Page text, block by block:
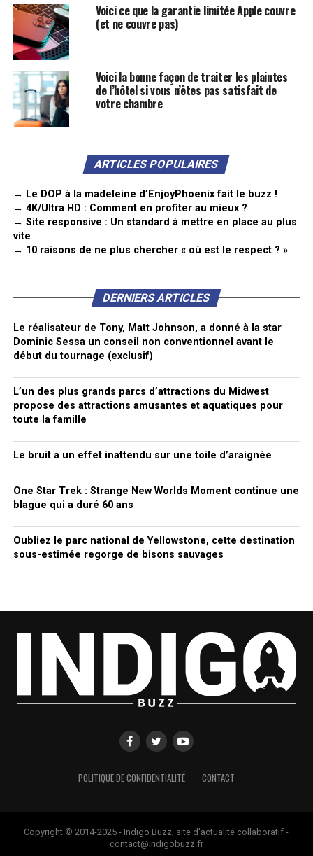
Voici ce que la garantie limitée Apple couvre
(et ne couvre pas)
Voici la bonne façon de traiter les plaintes
de l’hôtel si vous n’êtes pas satisfait de
votre chambre
ARTICLES POPULAIRES
→ Le DOP à la madeleine d’EnjoyPhoenix fait le buzz !
→ 4K/Ultra HD : Comment en profiter au mieux ?
→ Site responsive : Un standard à mettre en place au plus
vite
→ 10 raisons de ne plus chercher « où est le respect ? »
DERNIERS ARTICLES
Le réalisateur de Tony, Matt Johnson, a donné à la star
Dominic Sessa un conseil non conventionnel avant le
début du tournage (exclusif)
L’un des plus grands parcs d’attractions du Midwest
propose des attractions amusantes et aquatiques pour
toute la famille
Le bruit a un effet inattendu sur une toile d’araignée
One Star Trek : Strange New Worlds Moment continue une
blague qui a duré 60 ans
Oubliez le parc national de Yellowstone, cette destination
sous-estimée regorge de bisons sauvages
POLITIQUE DE CONFIDENTIALITÉ CONTACT
Copyright © 2014-2025 - Indigo Buzz, site d'actualité collaboratif -
contact@indigobuzz.fr